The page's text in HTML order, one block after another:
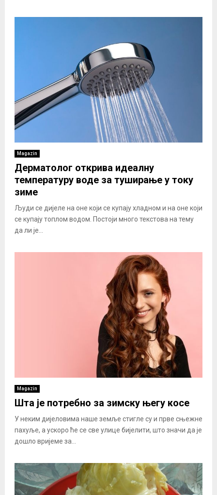
Magazin
Дерматолог открива идеалну
температуру воде за туширање у току
зиме
Људи се дијеле на оне који се купају хладном и на оне који
се купају топлом водом. Постоји много текстова на тему
да ли је...
Magazin
Шта је потребно за зимску његу косе
​У неким дијеловима наше земље стигле су и прве сњежне
пахуље, а ускоро ће се све улице бијелити, што значи да је
дошло вријеме за...